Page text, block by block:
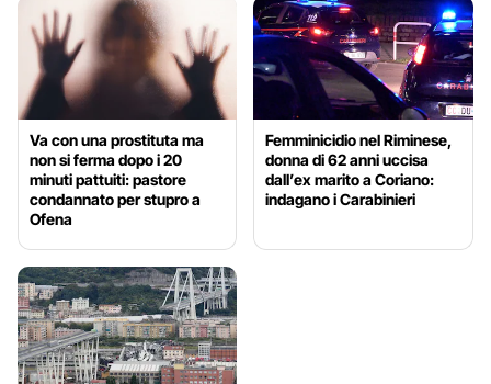
Va con una prostituta ma
non si ferma dopo i 20
minuti pattuiti: pastore
condannato per stupro a
Ofena
Femminicidio nel Riminese,
donna di 62 anni uccisa
dall’ex marito a Coriano:
indagano i Carabinieri